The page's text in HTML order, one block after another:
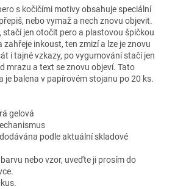
s kočičími motivy obsahuje speciální
nebo vymaž a nech znovu objevit.
stačí jen otočit pero a plastovou špičkou
inkoust, ten zmizí a lze je znovu
i tajné vzkazy, po vygumování stačí jen
mrazu a text se znovu objeví. Tato
je balena v papírovém stojanu po 20 ks.
gelová
podle aktuální skladové
nebo vzor, uveďte ji prosím do